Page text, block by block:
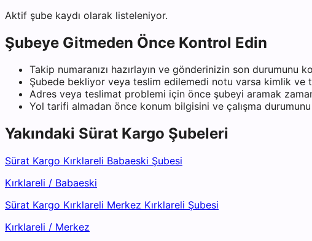
Aktif şube kaydı olarak listeleniyor.
Şubeye Gitmeden Önce Kontrol Edin
Takip numaranızı hazırlayın ve gönderinizin son durumunu
Şubede bekliyor veya teslim edilemedi notu varsa kimlik ve
Adres veya teslimat problemi için önce şubeyi aramak zaman
Yol tarifi almadan önce konum bilgisini ve çalışma durumunu
Yakındaki Sürat Kargo Şubeleri
Sürat Kargo Kırklareli Babaeski Şubesi
Kırklareli / Babaeski
Sürat Kargo Kırklareli Merkez Kırklareli Şubesi
Kırklareli / Merkez